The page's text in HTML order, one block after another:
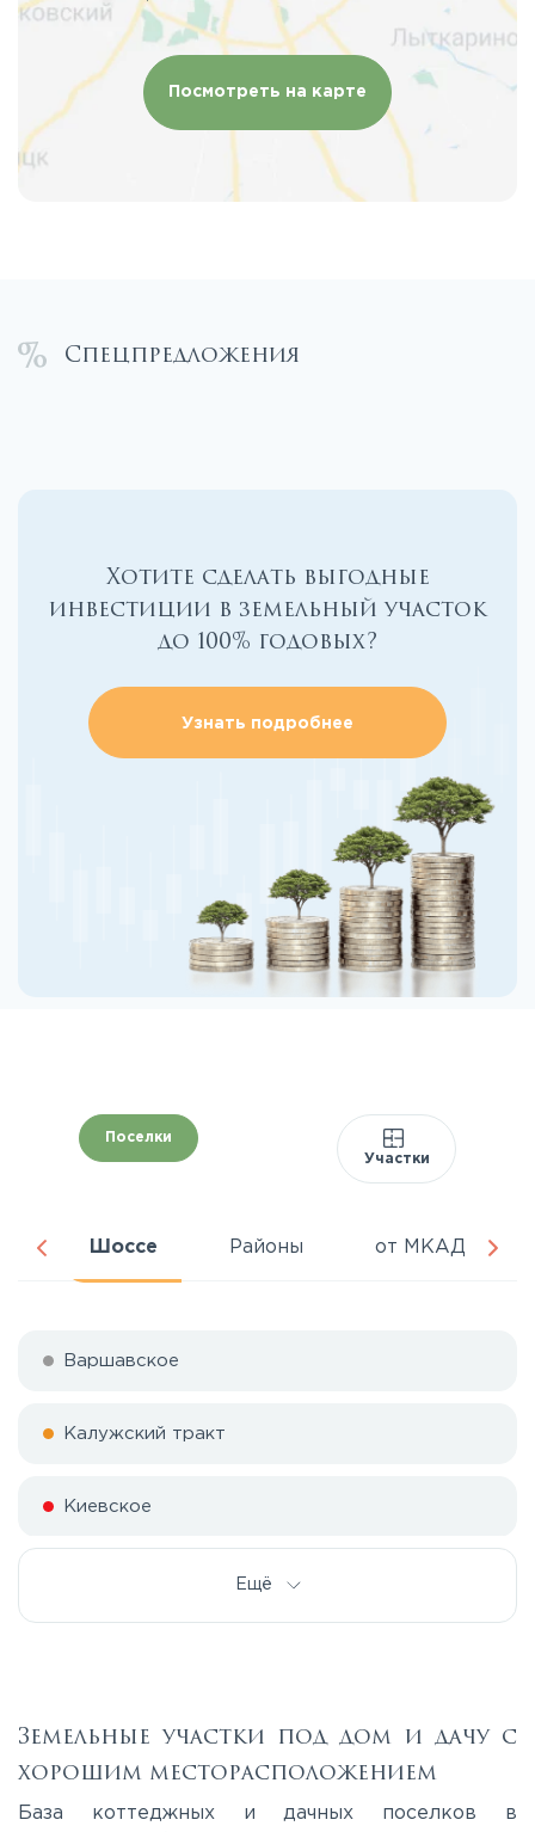
Посмотреть на карте
Спецпредложения
Хотите сделать выгодные
инвестиции в земельный участок
до 100% годовых?
Узнать подробнее
Поселки
Участки
Шоссе Районы от МКАД
Варшавское
Калужский тракт
Киевское
Ещё
Земельные участки под дом и дачу с
хорошим месторасположением
База коттеджных и дачных поселков в